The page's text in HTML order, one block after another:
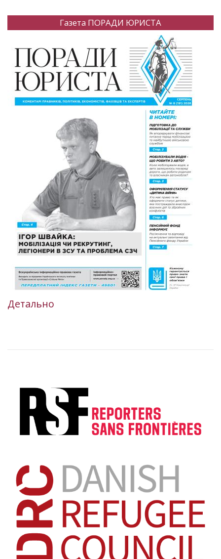
Газета ПОРАДИ ЮРИСТА
Детально